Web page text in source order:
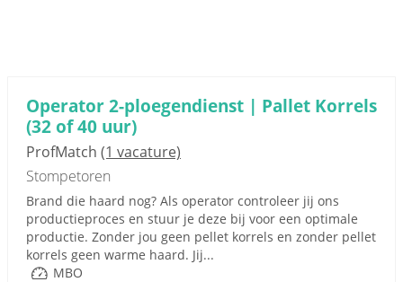
Operator 2-ploegendienst | Pallet Korrels
(32 of 40 uur)
ProfMatch (1 vacature)
Stompetoren
Brand die haard nog? Als operator controleer jij ons
productieproces en stuur je deze bij voor een optimale
productie. Zonder jou geen pellet korrels en zonder pellet
korrels geen warme haard. Jij...
MBO